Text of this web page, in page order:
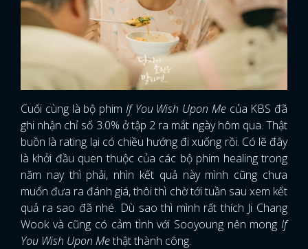
Cuối cùng là bộ phim If You Wish Upon Mecủa KBS đã
ghi nhận chỉ số 3.0% ở tập 2 ra mắt ngày hôm qua. Thật
buồn là rating lại có chiều hướng đi xuống rồi. Có lẽ đây
là khởi đầu quen thuộc của các bộ phim healing trong
năm nay thì phải, nhìn kết quả này mình cũng chưa
muốn đưa ra đánh giá, thôi thì chờ tới tuần sau xem kết
quả ra sao đã nhé. Dù sao thì mình rất thích Ji Chang
Wook và cũng có cảm tình với Sooyoung nên mong If
You Wish Upon Methật thành công.